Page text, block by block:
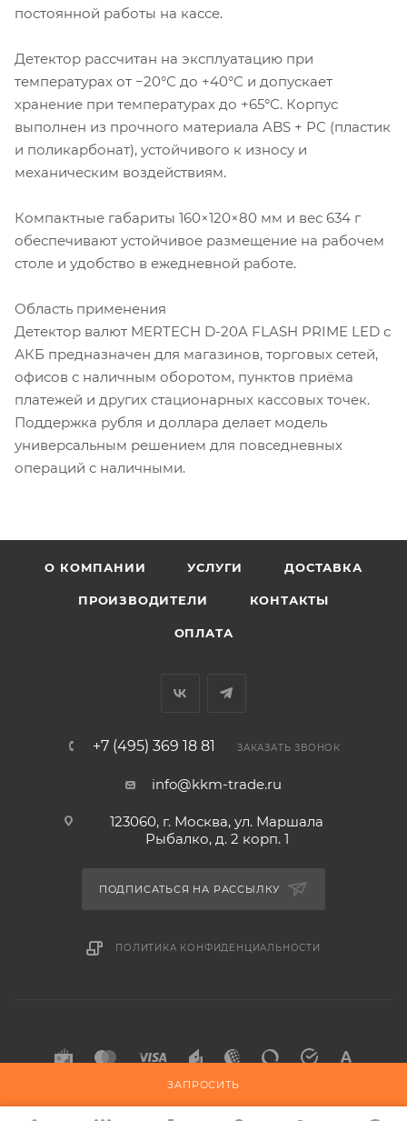
ЗАПРОСИТЬ
постоянной работы на кассе.
Детектор рассчитан на эксплуатацию при
температурах от −20°С до +40°С и допускает
хранение при температурах до +65°С. Корпус
выполнен из прочного материала ABS + PC (пластик
и поликарбонат), устойчивого к износу и
механическим воздействиям.
Компактные габариты 160×120×80 мм и вес 634 г
обеспечивают устойчивое размещение на рабочем
столе и удобство в ежедневной работе.
Область применения
Детектор валют MERTECH D-20A FLASH PRIME LED с
АКБ предназначен для магазинов, торговых сетей,
офисов с наличным оборотом, пунктов приёма
платежей и других стационарных кассовых точек.
Поддержка рубля и доллара делает модель
универсальным решением для повседневных
операций с наличными.
О КОМПАНИИ УСЛУГИ ДОСТАВКА
ПРОИЗВОДИТЕЛИ КОНТАКТЫ
ОПЛАТА
+7 (495) 369 18 81 ЗАКАЗАТЬ ЗВОНОК
info@kkm-trade.ru
123060, г. Москва, ул. Маршала
Рыбалко, д. 2 корп. 1
ПОДПИСАТЬСЯ НА РАССЫЛКУ
ПОЛИТИКА КОНФИДЕНЦИАЛЬНОСТИ
2015-2026 © KKM-TRADE